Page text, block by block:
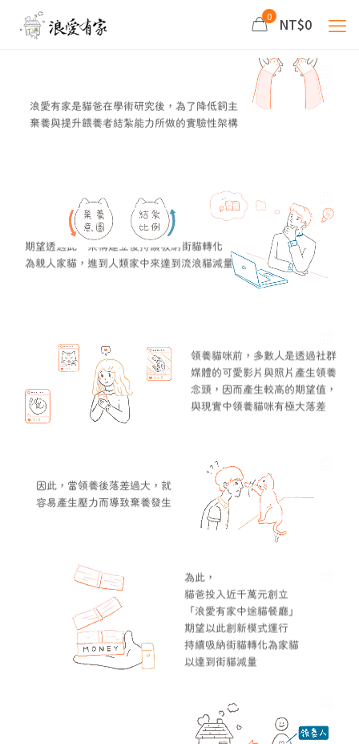
0 NT$0
浪愛有家是貓爸在學術研究後，為了降低飼主
棄養與提升餵養者結紮能力所做的實驗性架構
期望透過此一架構建立後持續吸納街貓轉化
為親人家貓，進到人類家中來達到流浪貓減量
領養貓咪前，多數人是透過社群
媒體的可愛影片與照片產生領養
念頭，因而產生較高的期望值，
與現實中領養貓咪有極大落差
因此，當領養後落差過大，就
容易產生壓力而導致棄養發生
為此，
貓爸投入近千萬元創立
「浪愛有家中途貓餐廳」
期望以此創新模式運行
持續吸納街貓轉化為家貓
以達到街貓減量